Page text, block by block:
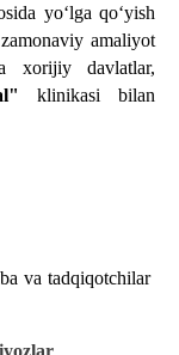
yoʻlga qoʻyish
amaliyot
xorijiy davlatlar,
klinikasi bilan
va tadqiqotchilar